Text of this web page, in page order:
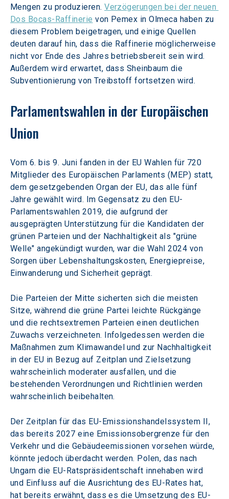
Mengen zu produzieren. Verzögerungen bei der neuen
Dos Bocas-Raffinerie von Pemex in Olmeca haben zu
diesem Problem beigetragen, und einige Quellen
deuten darauf hin, dass die Raffinerie möglicherweise
nicht vor Ende des Jahres betriebsbereit sein wird.
Außerdem wird erwartet, dass Sheinbaum die
Subventionierung von Treibstoff fortsetzen wird.
Parlamentswahlen in der Europäischen
Union
Vom 6. bis 9. Juni fanden in der EU Wahlen für 720
Mitglieder des Europäischen Parlaments (MEP) statt,
dem gesetzgebenden Organ der EU, das alle fünf
Jahre gewählt wird. Im Gegensatz zu den EU-
Parlamentswahlen 2019, die aufgrund der
ausgeprägten Unterstützung für die Kandidaten der
grünen Parteien und der Nachhaltigkeit als "grüne
Welle" angekündigt wurden, war die Wahl 2024 von
Sorgen über Lebenshaltungskosten, Energiepreise,
Einwanderung und Sicherheit geprägt.
Die Parteien der Mitte sicherten sich die meisten
Sitze, während die grüne Partei leichte Rückgänge
und die rechtsextremen Parteien einen deutlichen
Zuwachs verzeichneten. Infolgedessen werden die
Maßnahmen zum Klimawandel und zur Nachhaltigkeit
in der EU in Bezug auf Zeitplan und Zielsetzung
wahrscheinlich moderater ausfallen, und die
bestehenden Verordnungen und Richtlinien werden
wahrscheinlich beibehalten.
Der Zeitplan für das EU-Emissionshandelssystem II,
das bereits 2027 eine Emissionsobergrenze für den
Verkehr und die Gebäudeemissionen vorsehen würde,
könnte jedoch überdacht werden. Polen, das nach
Ungarn die EU-Ratspräsidentschaft innehaben wird
und Einfluss auf die Ausrichtung des EU-Rates hat,
hat bereits erwähnt, dass es die Umsetzung des EU-